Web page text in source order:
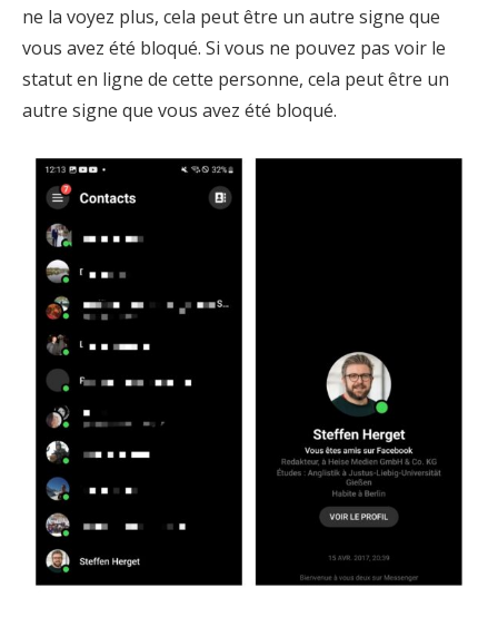
ne la voyez plus, cela peut être un autre signe que
vous avez été bloqué. Si vous ne pouvez pas voir le
statut en ligne de cette personne, cela peut être un
autre signe que vous avez été bloqué.